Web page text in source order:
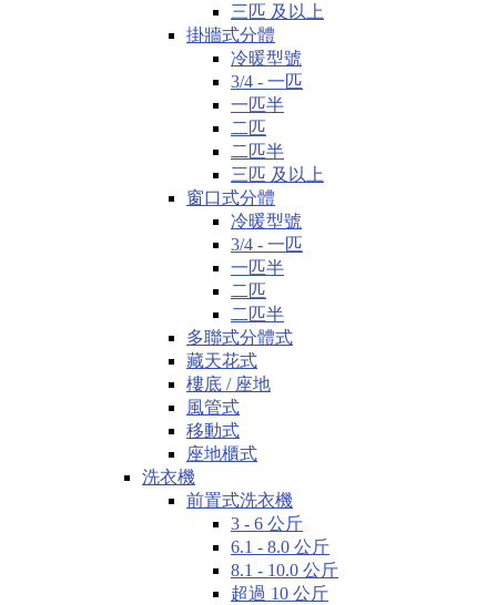
三匹 及以上
掛牆式分體
冷暖型號
3/4 - 一匹
一匹半
二匹
二匹半
三匹 及以上
窗口式分體
冷暖型號
3/4 - 一匹
一匹半
二匹
二匹半
多聯式分體式
藏天花式
樓底 / 座地
風管式
移動式
座地櫃式
洗衣機
前置式洗衣機
3 - 6 公斤
6.1 - 8.0 公斤
8.1 - 10.0 公斤
超過 10 公斤